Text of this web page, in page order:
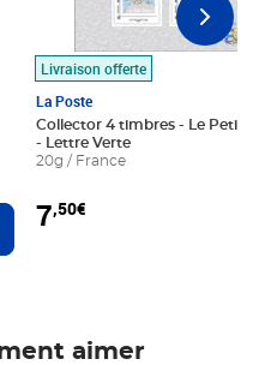
au panier
Livraison offerte
La Poste
Collector 4 timbres - Le Petit
- Lettre Verte
20g / France
7,50€
aimer